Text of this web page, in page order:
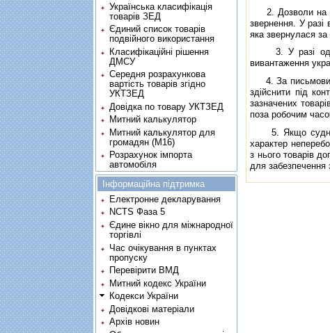
2. Дозволи на
звернення. У разi
яка звернулася
3. У разi
вивантаження
4. За письмовим
здiйснити пiд
зазначених
поза робочим
5. Якщо судно,
характер
з нього товарiв
для
Українська класифікація
товарів ЗЕД
Єдиний список товарів
подвійного використання
Класифікаційні рішення
ДМСУ
Середня розрахункова
вартість товарів згідно
УКТЗЕД
Довідка по товару УКТЗЕД
Митний калькулятор
Митний калькулятор для
громадян (М16)
Розрахунок імпорта
автомобіля
Інформаційна підтримка
Електронне декларування
NCTS Фаза 5
Єдине вікно для міжнародної
торгівлі
Час очікування в пунктах
пропуску
Перевірити ВМД
Митний кодекс України
Кодекси України
Довідкові матеріали
Архів новин